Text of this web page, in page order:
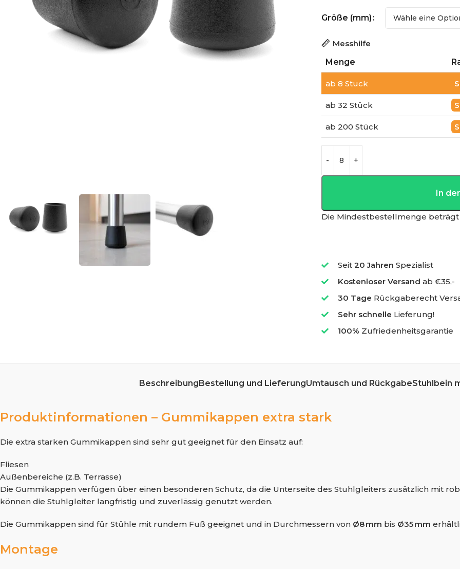
Größe (mm)
Messhilfe
Menge
ab 8 Stück
ab 32 Stück
ab 200 Stück
In
Die Mindestbestellmenge beträgt
Seit20 Jahren Spezialist
Kostenloser Versand ab €35,-
30 Tage Rückgaberecht
Sehr schnelle Lieferung!
100% Zufriedenheitsgarantie
BeschreibungBestellung und LieferungUmtausch und RückgabeStuhlbein
Produktinformationen – Gummikappen extra stark
Die extra starken Gummikappen sind sehr gut geeignet für den Einsatz auf:
Fliesen
Außenbereiche (z.B. Terrasse)
Die Gummikappen verfügen über einen besonderen Schutz, da die Unterseite des Stuhlgleiters zusätzlich mit
können die Stuhlgleiter langfristig und zuverlässig genutzt werden.
Die Gummikappen sind für Stühle mit rundem Fuß geeignet und in Durchmessern von Ø8 mm bis Ø35 mm
Montage